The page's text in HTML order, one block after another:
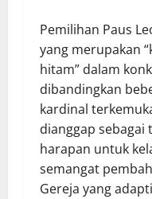
Pemilihan Paus
yang merupakan
hitam” dalam
dibandingkan
kardinal
dianggap sebagai
harapan untuk
semangat
Gereja yang